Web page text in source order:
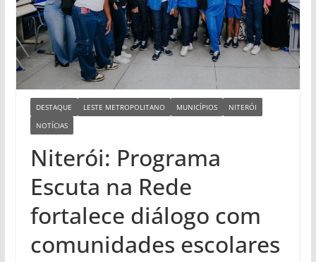
DESTAQUE LESTE METROPOLITANO MUNICÍPIOS
NITERÓI
NOTÍCIAS
Niterói: Programa
Escuta na Rede
fortalece diálogo com
comunidades escolares